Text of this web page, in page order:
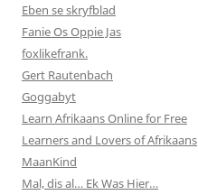
Eben se skryfblad
Fanie Os Oppie Jas
foxlikefrank.
Gert Rautenbach
Goggabyt
Learn Afrikaans Online for Free
Learners and Lovers of Afrikaans
MaanKind
Mal, dis al… Ek Was Hier…